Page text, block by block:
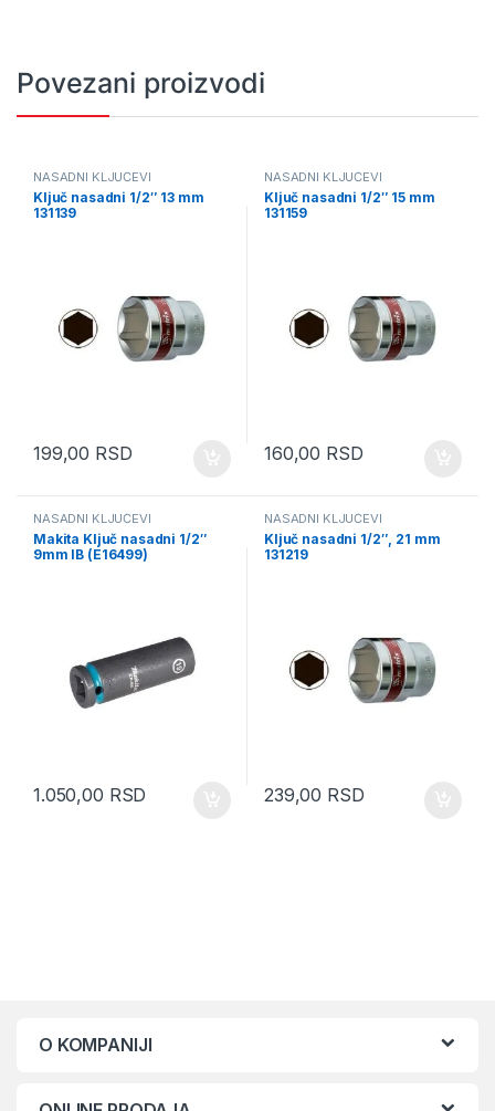
Povezani proizvodi
NASADNI KLJUČEVI
Ključ nasadni 1/2″ 13 mm
131139
199,00 RSD
NASADNI KLJUČEVI
Ključ nasadni 1/2″ 15 mm
131159
160,00 RSD
NASADNI KLJUČEVI
Makita Ključ nasadni 1/2″
9mm IB (E16499)
1.050,00 RSD
NASADNI KLJUČEVI
Ključ nasadni 1/2″, 21 mm
131219
239,00 RSD
O KOMPANIJI